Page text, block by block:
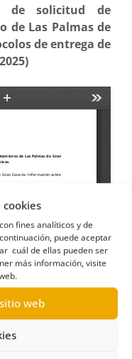
con fines analíticos y de
puede aceptar
cuál de ellas pueden ser
más información, visite
web
de solicitud de
de Las Palmas de
de entrega de